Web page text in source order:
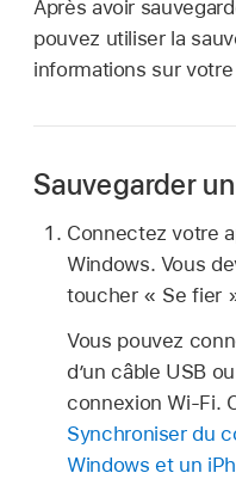
Après avoir
pouvez utiliser la
informations sur
Sauvegarder
Connectez votre
Windows. Vous
toucher « Se fier
Vous pouvez
d’un câble USB
connexion Wi-Fi.
Synchroniser du
Windows et un